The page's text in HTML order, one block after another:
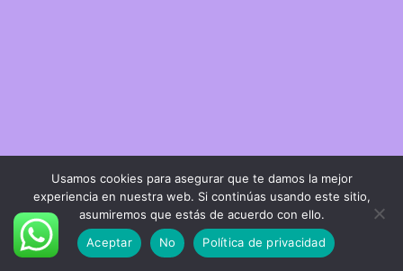
Usamos cookies para asegurar que te damos la mejor
experiencia en nuestra web. Si continúas usando este sitio,
asumiremos que estás de acuerdo con ello.
Aceptar
No Política de privacidad